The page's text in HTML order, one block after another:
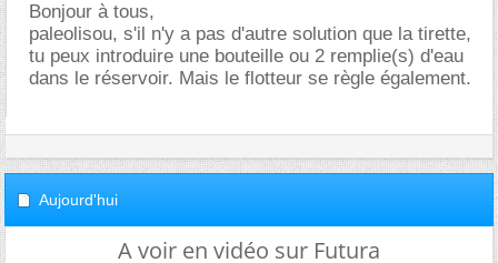
Bonjour à tous,
paleolisou, s'il n'y a pas d'autre solution que la tirette,
tu peux introduire une bouteille ou 2 remplie(s) d'eau
dans le réservoir. Mais le flotteur se règle également.
Aujourd'hui
A voir en vidéo sur Futura